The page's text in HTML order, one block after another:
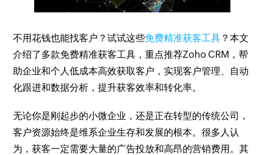
不用花钱也能找客户？试试这些免费精准获客工具 ？本文
介绍了多款免费精准获客工具，重点推荐Zoho CRM，帮
助企业和个人低成本高效获取客户，实现客户管理、自动
化跟进和数据分析，提升获客效率和转化率。
无论你是刚起步的小微企业，还是正在转型的传统公司，
客户资源始终是维系企业生存和发展的根本。很多人认
为，获客一定需要大量的广告投放和高昂的营销费用。其